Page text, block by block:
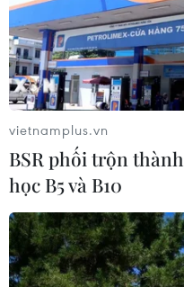
vietnamplus.vn
BSR phối trộn
học B5 và B10